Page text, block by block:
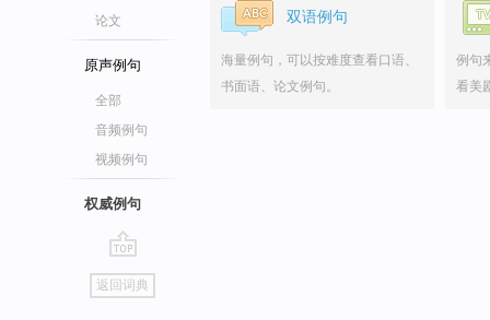
论文
原声例句
全部
音频例句
视频例句
权威例句
go
top
返回词典
双语例句
海量例句，可以按难度查看口语、
书面语、论文例句。
例句
看美